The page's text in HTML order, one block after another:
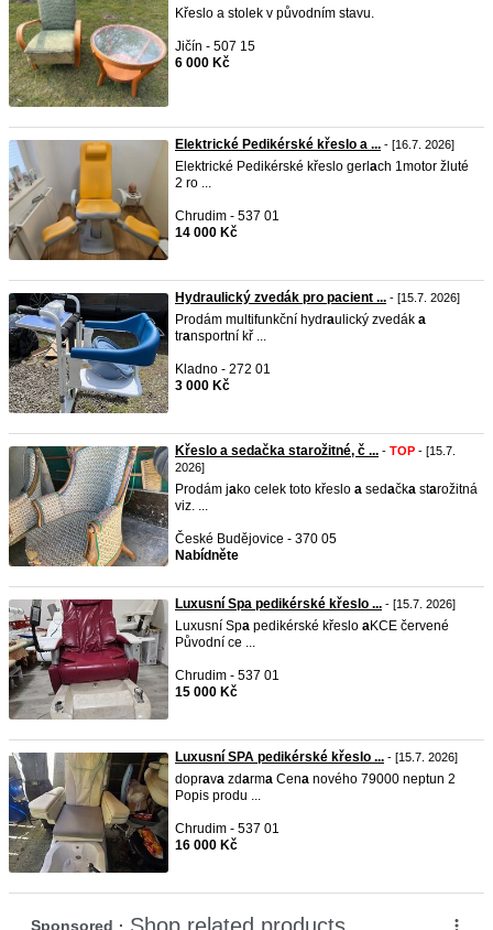
Křeslo a stolek v původním stavu.
Jičín - 507 15
6 000 Kč
Elektrické Pedikérské křeslo a ... - [16.7. 2026]
Elektrické Pedikérské křeslo gerl ach 1motor žluté
2 ro ...
Chrudim - 537 01
14 000 Kč
Hydraulický zvedák pro pacient ... - [15.7. 2026]
Prodám multifunkční hydraulický zvedák a
transportní kř ...
Kladno - 272 01
3 000 Kč
Křeslo a sedačka starožitné, č ... - TOP - [15.7.
2026]
Prodám jako celek toto křeslo a sedačka starožitná
viz. ...
České Budějovice - 370 05
Nabídněte
Luxusní Spa pedikérské křeslo ... - [15.7. 2026]
Luxusní Spa pedikérské křeslo aKCE červené
Původní ce ...
Chrudim - 537 01
15 000 Kč
Luxusní SPA pedikérské křeslo ... - [15.7. 2026]
doprava zdarma Cena nového 79000 neptun 2
Popis produ ...
Chrudim - 537 01
16 000 Kč